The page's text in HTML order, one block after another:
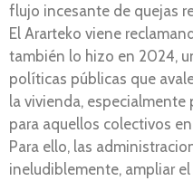
flujo incesante de quejas
El Ararteko viene
también lo hizo en 2024,
políticas públicas que
la vivienda,
para aquellos colectivos
Para ello, las
ineludiblemente, ampliar